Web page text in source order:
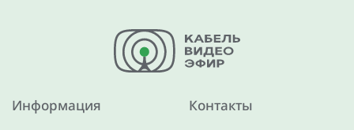
Информация Контакты